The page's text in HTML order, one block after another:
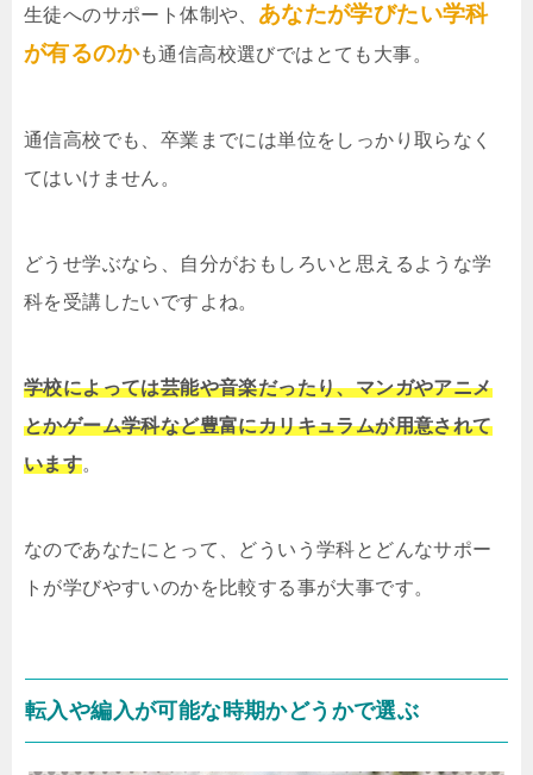
生徒へのサポート体制や、 あなたが学びたい学科
が有るのかも通信高校選びではとても大事。
通信高校でも、卒業までには単位をしっかり取らなく
てはいけません。
どうせ学ぶなら、自分がおもしろいと思えるような学
科を受講したいですよね。
学校によっては芸能や音楽だったり、マンガやアニメ
とかゲーム学科など豊富にカリキュラムが用意されて
います。
なのであなたにとって、どういう学科とどんなサポー
トが学びやすいのかを比較する事が大事です。
転入や編入が可能な時期かどうかで選ぶ